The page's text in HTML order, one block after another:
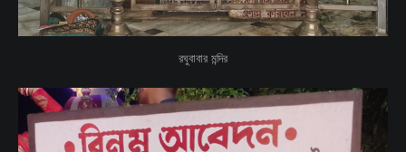
রঘুবাবার মন্দির